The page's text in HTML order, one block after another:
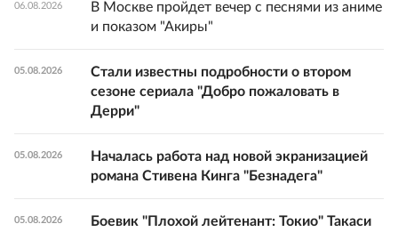
06.08.2026
В Москве пройдет вечер с песнями из аниме
и показом "Акиры"
05.08.2026
Стали известны подробности о втором
сезоне сериала "Добро пожаловать в
Дерри"
05.08.2026
Началась работа над новой экранизацией
романа Стивена Кинга "Безнадега"
05.08.2026
Боевик "Плохой лейтенант: Токио" Такаси